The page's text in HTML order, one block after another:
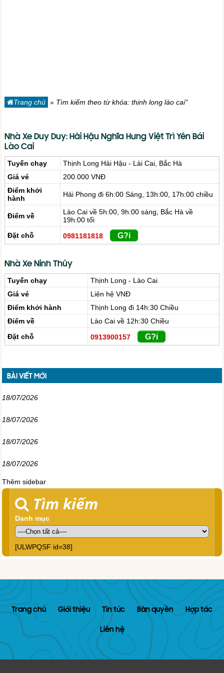
Trang chủ » Tìm kiếm theo từ khóa: thịnh long lào cai"
Nhà Xe Duy Duy: Hải Hậu Nghĩa Hưng Việt Trì Yên Bái
Lào Cai
Tuyến chạy
Thịnh Long Hải Hậu - Lài Cai, Bắc Hà
Giá vé
200.000 VNĐ
Điểm khởi
hành
Hải Phong đi 6h:00 Sáng, 13h:00, 17h:00 chiều
Điểm về
Lào Cai về 5h:00, 9h:00 sáng, Bắc Hà về
19h:00 tối
Đặt chỗ
0981181818 G?i
Nhà Xe Ninh Thủy
Tuyến chạy
Thịnh Long - Lào Cai
Giá vé
Liên hệ VNĐ
Điểm khởi hành
Thịnh Long đi 14h:30 Chiều
Điểm về
Lào Cai về 12h:30 Chiều
Đặt chỗ
0913900157 G?i
BÀI VIẾT MỚI
18/07/2026
18/07/2026
18/07/2026
18/07/2026
Thêm sidebar
Tìm kiếm
Danh mục
[ULWPQSF id=38]
Trang chủ Giới thiệu Tin tức Bản quyền Hợp tác
Liên hệ